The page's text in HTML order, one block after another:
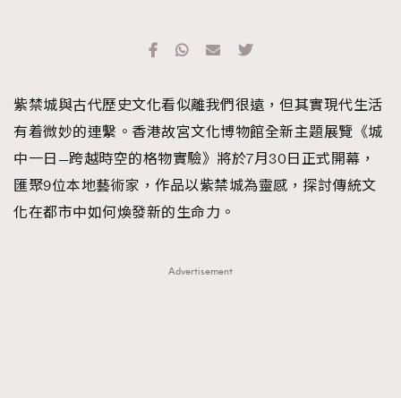
紫禁城與古代歷史文化看似離我們很遠，但其實現代生活
有着微妙的連繫。香港故宮文化博物館全新主題展覽《城
中一日—跨越時空的格物實驗》將於7月30日正式開幕，
匯聚9位本地藝術家，作品以紫禁城為靈感，探討傳統文
化在都市中如何煥發新的生命力。
Advertisement